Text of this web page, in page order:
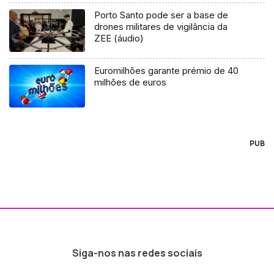
Porto Santo pode ser a base de
drones militares de vigilância da
ZEE (áudio)
Euromilhões garante prémio de 40
milhões de euros
PUB
Siga-nos nas redes sociais